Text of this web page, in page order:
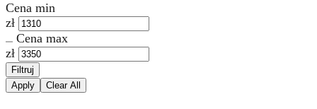
Cena min
zł
Cena max
zł
Filtruj
Apply
Clear All